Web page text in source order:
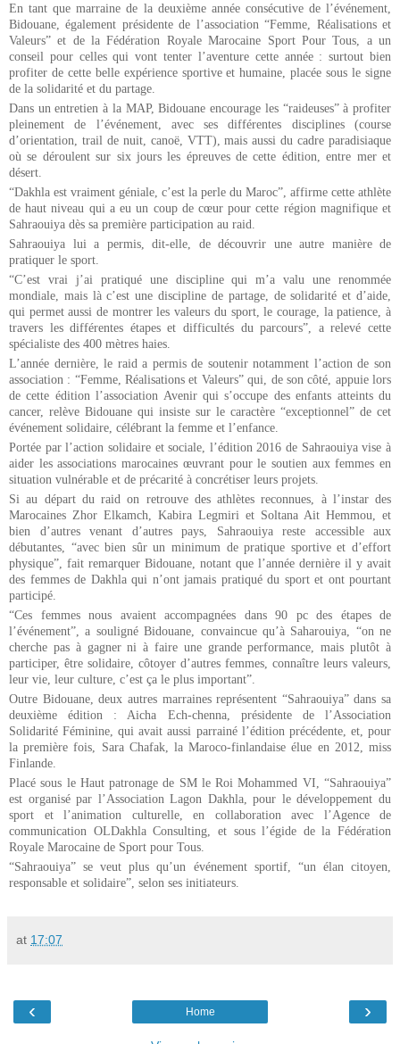
En tant que marraine de la deuxième année consécutive de l’événement,
Bidouane, également présidente de l’association “Femme, Réalisations et
Valeurs” et de la Fédération Royale Marocaine Sport Pour Tous, a un
conseil pour celles qui vont tenter l’aventure cette année : surtout bien
profiter de cette belle expérience sportive et humaine, placée sous le signe
de la solidarité et du partage.
Dans un entretien à la MAP, Bidouane encourage les “raideuses” à profiter
pleinement de l’événement, avec ses différentes disciplines (course
d’orientation, trail de nuit, canoë, VTT), mais aussi du cadre paradisiaque
où se déroulent sur six jours les épreuves de cette édition, entre mer et
désert.
“Dakhla est vraiment géniale, c’est la perle du Maroc”, affirme cette athlète
de haut niveau qui a eu un coup de cœur pour cette région magnifique et
Sahraouiya dès sa première participation au raid.
Sahraouiya lui a permis, dit-elle, de découvrir une autre manière de
pratiquer le sport.
“C’est vrai j’ai pratiqué une discipline qui m’a valu une renommée
mondiale, mais là c’est une discipline de partage, de solidarité et d’aide,
qui permet aussi de montrer les valeurs du sport, le courage, la patience, à
travers les différentes étapes et difficultés du parcours”, a relevé cette
spécialiste des 400 mètres haies.
L’année dernière, le raid a permis de soutenir notamment l’action de son
association : “Femme, Réalisations et Valeurs” qui, de son côté, appuie lors
de cette édition l’association Avenir qui s’occupe des enfants atteints du
cancer, relève Bidouane qui insiste sur le caractère “exceptionnel” de cet
événement solidaire, célébrant la femme et l’enfance.
Portée par l’action solidaire et sociale, l’édition 2016 de Sahraouiya vise à
aider les associations marocaines œuvrant pour le soutien aux femmes en
situation vulnérable et de précarité à concrétiser leurs projets.
Si au départ du raid on retrouve des athlètes reconnues, à l’instar des
Marocaines Zhor Elkamch, Kabira Legmiri et Soltana Ait Hemmou, et
bien d’autres venant d’autres pays, Sahraouiya reste accessible aux
débutantes, “avec bien sûr un minimum de pratique sportive et d’effort
physique”, fait remarquer Bidouane, notant que l’année dernière il y avait
des femmes de Dakhla qui n’ont jamais pratiqué du sport et ont pourtant
participé.
“Ces femmes nous avaient accompagnées dans 90 pc des étapes de
l’événement”, a souligné Bidouane, convaincue qu’à Saharouiya, “on ne
cherche pas à gagner ni à faire une grande performance, mais plutôt à
participer, être solidaire, côtoyer d’autres femmes, connaître leurs valeurs,
leur vie, leur culture, c’est ça le plus important”.
Outre Bidouane, deux autres marraines représentent “Sahraouiya” dans sa
deuxième édition : Aicha Ech-chenna, présidente de l’Association
Solidarité Féminine, qui avait aussi parrainé l’édition précédente, et, pour
la première fois, Sara Chafak, la Maroco-finlandaise élue en 2012, miss
Finlande.
Placé sous le Haut patronage de SM le Roi Mohammed VI, “Sahraouiya”
est organisé par l’Association Lagon Dakhla, pour le développement du
sport et l’animation culturelle, en collaboration avec l’Agence de
communication OLDakhla Consulting, et sous l’égide de la Fédération
Royale Marocaine de Sport pour Tous.
“Sahraouiya” se veut plus qu’un événement sportif, “un élan citoyen,
responsable et solidaire”, selon ses initiateurs.
at 17:07
‹ ›
Home